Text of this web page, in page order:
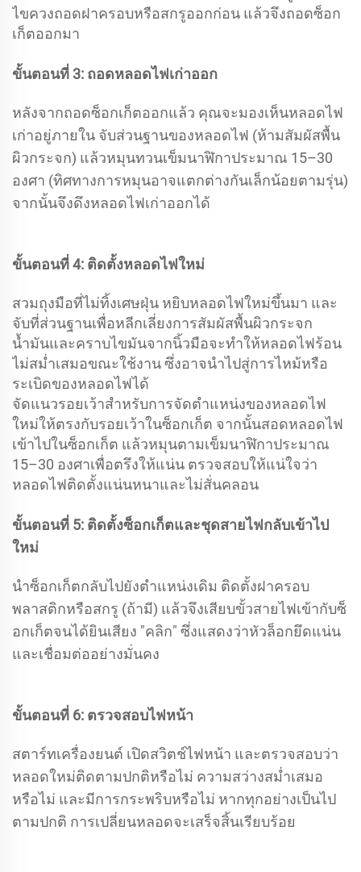
ไขควงถอดฝาครอบหรือสกรูออกก่อน แล้วจึงถอดซ็อก
เก็ตออกมา
ขั้นตอนที่ 3: ถอดหลอดไฟเก่าออก
หลังจากถอดซ็อกเก็ตออกแล้ว คุณจะมองเห็นหลอดไฟ
เก่าอยู่ภายใน จับส่วนฐานของหลอดไฟ (ห้ามสัมผัสพื้น
ผิวกระจก) แล้วหมุนทวนเข็มนาฬิกาประมาณ 15–30
องศา (ทิศทางการหมุนอาจแตกต่างกันเล็กน้อยตามรุ่น)
จากนั้นจึงดึงหลอดไฟเก่าออกได้
ขั้นตอนที่ 4: ติดตั้งหลอดไฟใหม่
สวมถุงมือที่ไม่ทิ้งเศษฝุ่น หยิบหลอดไฟใหม่ขึ้นมา และ
จับที่ส่วนฐานเพื่อหลีกเลี่ยงการสัมผัสพื้นผิวกระจก
น้ำมันและคราบไขมันจากนิ้วมือจะทำให้หลอดไฟร้อน
ไม่สม่ำเสมอขณะใช้งาน ซึ่งอาจนำไปสู่การไหม้หรือ
ระเบิดของหลอดไฟได้
จัดแนวรอยเว้าสำหรับการจัดตำแหน่งของหลอดไฟ
ใหม่ให้ตรงกับรอยเว้าในซ็อกเก็ต จากนั้นสอดหลอดไฟ
เข้าไปในซ็อกเก็ต แล้วหมุนตามเข็มนาฬิกาประมาณ
15–30 องศาเพื่อตรึงให้แน่น ตรวจสอบให้แน่ใจว่า
หลอดไฟติดตั้งแน่นหนาและไม่สั่นคลอน
ขั้นตอนที่ 5: ติดตั้งซ็อกเก็ตและชุดสายไฟกลับเข้าไป
ใหม่
นำซ็อกเก็ตกลับไปยังตำแหน่งเดิม ติดตั้งฝาครอบ
พลาสติกหรือสกรู (ถ้ามี) แล้วจึงเสียบขั้วสายไฟเข้ากับซ็
อกเก็ตจนได้ยินเสียง "คลิก" ซึ่งแสดงว่าหัวล็อกยึดแน่น
และเชื่อมต่ออย่างมั่นคง
ขั้นตอนที่ 6: ตรวจสอบไฟหน้า
สตาร์ทเครื่องยนต์ เปิดสวิตช์ไฟหน้า และตรวจสอบว่า
หลอดใหม่ติดตามปกติหรือไม่ ความสว่างสม่ำเสมอ
หรือไม่ และมีการกระพริบหรือไม่ หากทุกอย่างเป็นไป
ตามปกติ การเปลี่ยนหลอดจะเสร็จสิ้นเรียบร้อย